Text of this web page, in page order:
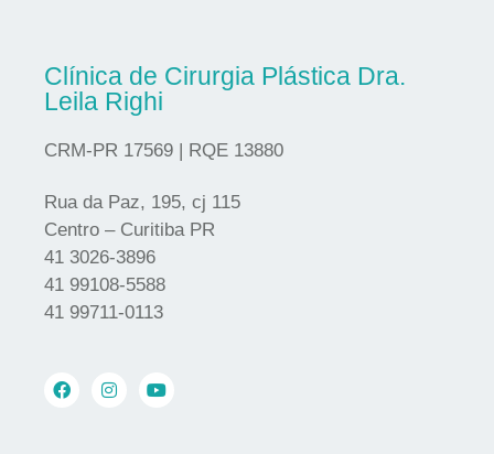
Clínica de Cirurgia Plástica Dra.
Leila Righi
CRM-PR 17569 | RQE 13880
Rua da Paz, 195, cj 115
Centro – Curitiba PR
41 3026-3896
41 99108-5588
41 99711-0113